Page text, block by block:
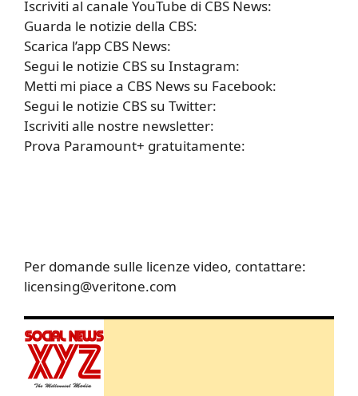
Iscriviti al canale YouTube di CBS News:
Guarda le notizie della CBS:
Scarica l’app CBS News:
Segui le notizie CBS su Instagram:
Metti mi piace a CBS News su Facebook:
Segui le notizie CBS su Twitter:
Iscriviti alle nostre newsletter:
Prova Paramount+ gratuitamente:
Per domande sulle licenze video, contattare:
licensing@veritone.com